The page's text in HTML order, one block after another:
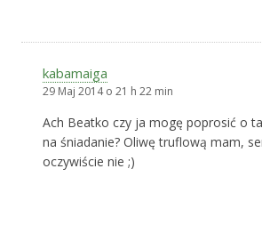
kabamaiga
29 Maj 2014 o 21 h 22 min
Ach Beatko czy ja mogę poprosić o
na śniadanie? Oliwę truflową mam,
oczywiście nie ;)